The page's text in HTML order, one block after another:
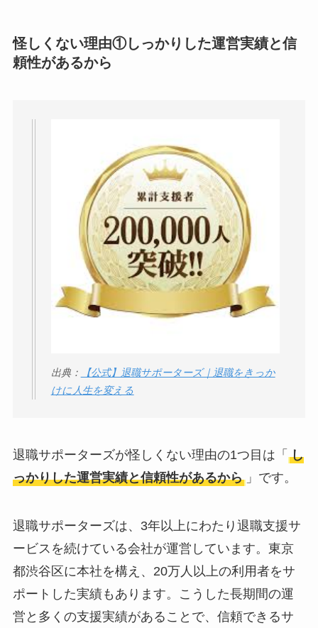
い って本当？
怪しくない理由①しっかりした運営実績と信
頼性があるから
出典：
【公式】退職サポーターズ｜退職をきっか
けに人生を変える
退職サポーターズが怪しくない理由の1つ目は「 し
っかりした運営実績と信頼性があるから 」です。
退職サポーターズは、3年以上にわたり退職支援サ
ービスを続けている会社が運営しています。東京
都渋谷区に本社を構え、20万人以上の利用者をサ
ポートした実績もあります。こうした長期間の運
営と多くの支援実績があることで、信頼できるサ